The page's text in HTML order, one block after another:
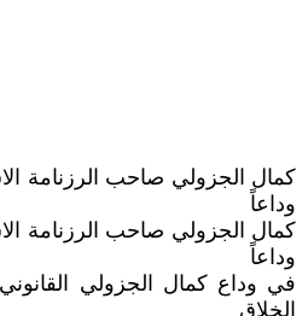
كمال الجزولي صاحب الرزنامة
وداعاً
كمال الجزولي صاحب الرزنامة
وداعاً
في وداع كمال الجزولي القانوني
الخلاق